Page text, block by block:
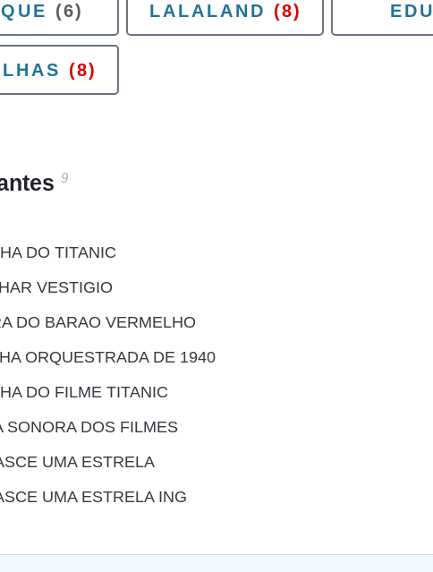
(6) LALALAND (8) EDU
(8)
9
DO TITANIC
VESTIGIO
DO BARAO VERMELHO
ORQUESTRADA DE 1940
DO FILME TITANIC
SONORA DOS FILMES
UMA ESTRELA
UMA ESTRELA ING